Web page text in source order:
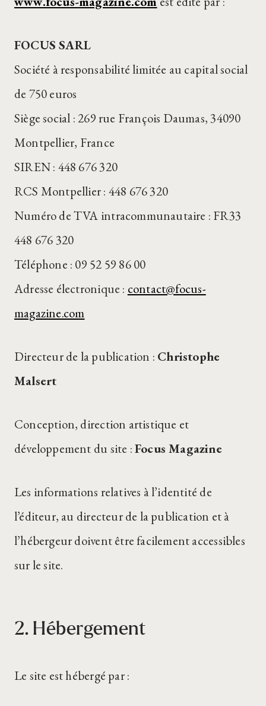
FOCUS SARL
Société à responsabilité limitée au capital social
de 750 euros
Siège social : 269 rue François Daumas, 34090
Montpellier, France
SIREN : 448 676 320
RCS Montpellier : 448 676 320
Numéro de TVA intracommunautaire : FR33
448 676 320
Téléphone : 09 52 59 86 00
Adresse électronique : contact@focus-
magazine.com
Directeur de la publication : Christophe
Malsert
Conception, direction artistique et
développement du site :Focus Magazine
Les informations relatives à l’identité de
l’éditeur, au directeur de la publication et à
l’hébergeur doivent être facilement accessibles
sur le site.
2. Hébergement
Le site est hébergé par :